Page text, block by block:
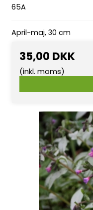
65A
April-maj, 30 cm
35,00 DKK
(inkl. moms)